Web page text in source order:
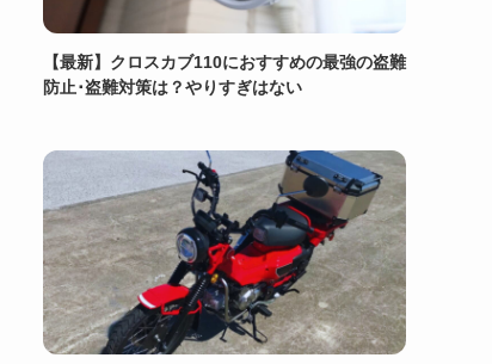
【最新】クロスカブ110におすすめの最強の盗難
防止･盗難対策は？やりすぎはない